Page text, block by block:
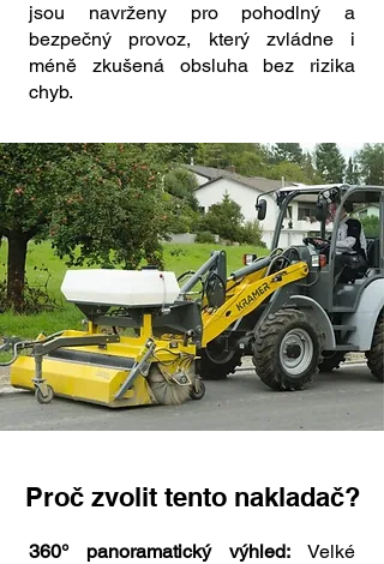
jsou navrženy pro pohodlný a
bezpečný provoz, který zvládne i
méně zkušená obsluha bez rizika
chyb.
Proč zvolit tento nakladač?
360° panoramatický výhled: Velké